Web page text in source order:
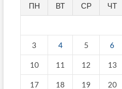
ПН ВТ СР ЧТ
3 4 5 6
10 11 12 13
17 18 19 20